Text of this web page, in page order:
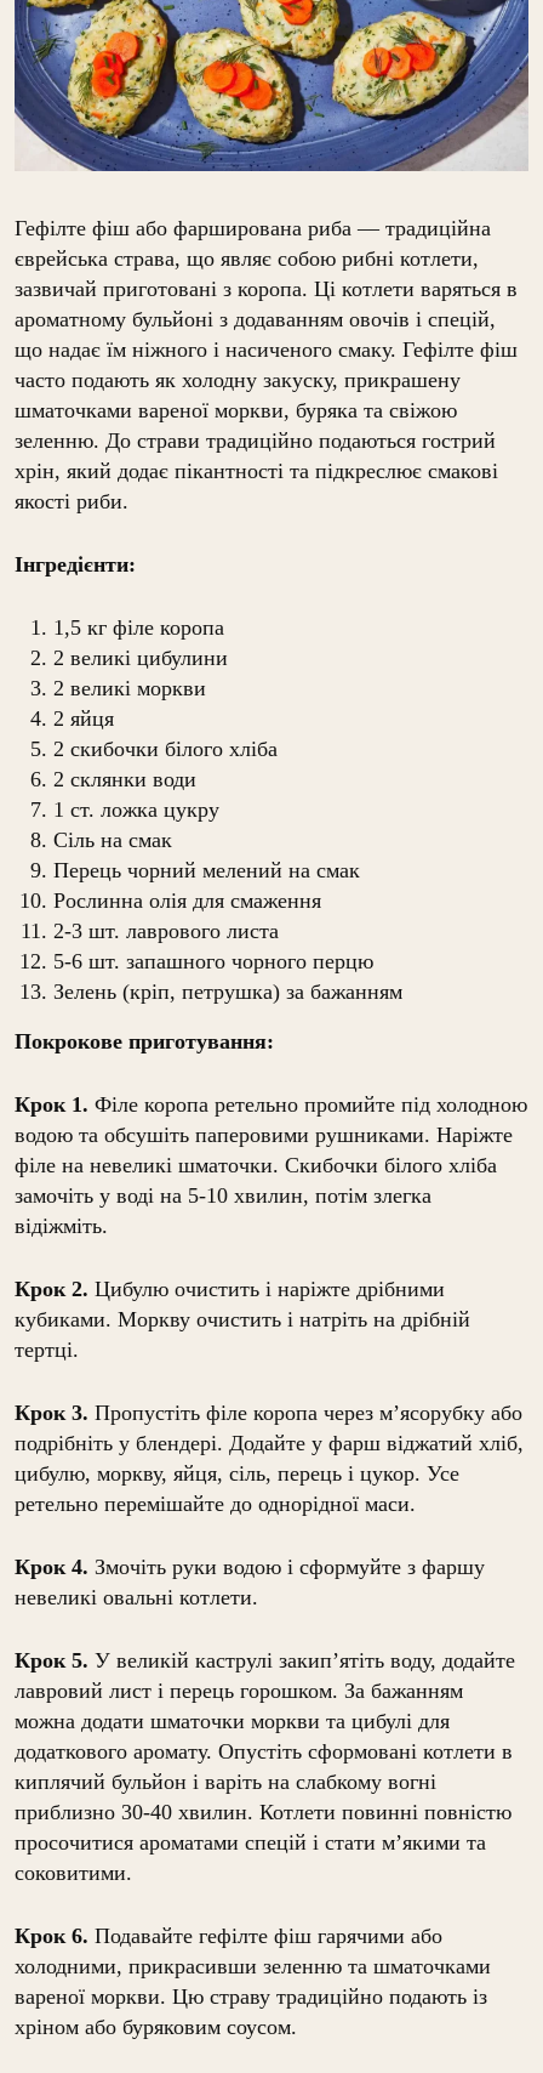
Гефілте фіш або фарширована риба — традиційна
єврейська страва, що являє собою рибні котлети,
зазвичай приготовані з коропа. Ці котлети варяться в
ароматному бульйоні з додаванням овочів і спецій,
що надає їм ніжного і насиченого смаку. Гефілте фіш
часто подають як холодну закуску, прикрашену
шматочками вареної моркви, буряка та свіжою
зеленню. До страви традиційно подаються гострий
хрін, який додає пікантності та підкреслює смакові
якості риби.
Інгредієнти:
1,5 кг філе коропа
2 великі цибулини
2 великі моркви
2 яйця
2 скибочки білого хліба
2 склянки води
1 ст. ложка цукру
Сіль на смак
Перець чорний мелений на смак
Рослинна олія для смаження
2-3 шт. лаврового листа
5-6 шт. запашного чорного перцю
Зелень (кріп, петрушка) за бажанням
Покрокове приготування:
Крок 1. Філе коропа ретельно промийте під холодною
водою та обсушіть паперовими рушниками. Наріжте
філе на невеликі шматочки. Скибочки білого хліба
замочіть у воді на 5-10 хвилин, потім злегка
відіжміть.
Крок 2. Цибулю очистить і наріжте дрібними
кубиками. Моркву очистить і натріть на дрібній
тертці.
Крок 3. Пропустіть філе коропа через м’ясорубку або
подрібніть у блендері. Додайте у фарш віджатий хліб,
цибулю, моркву, яйця, сіль, перець і цукор. Усе
ретельно перемішайте до однорідної маси.
Крок 4. Змочіть руки водою і сформуйте з фаршу
невеликі овальні котлети.
Крок 5. У великій каструлі закип’ятіть воду, додайте
лавровий лист і перець горошком. За бажанням
можна додати шматочки моркви та цибулі для
додаткового аромату. Опустіть сформовані котлети в
киплячий бульйон і варіть на слабкому вогні
приблизно 30-40 хвилин. Котлети повинні повністю
просочитися ароматами спецій і стати м’якими та
соковитими.
Крок 6. Подавайте гефілте фіш гарячими або
холодними, прикрасивши зеленню та шматочками
вареної моркви. Цю страву традиційно подають із
хріном або буряковим соусом.